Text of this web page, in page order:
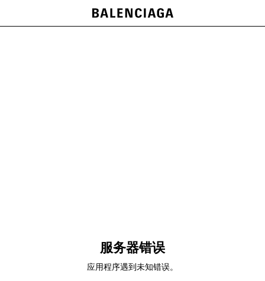
服务器错误
应用程序遇到未知错误。